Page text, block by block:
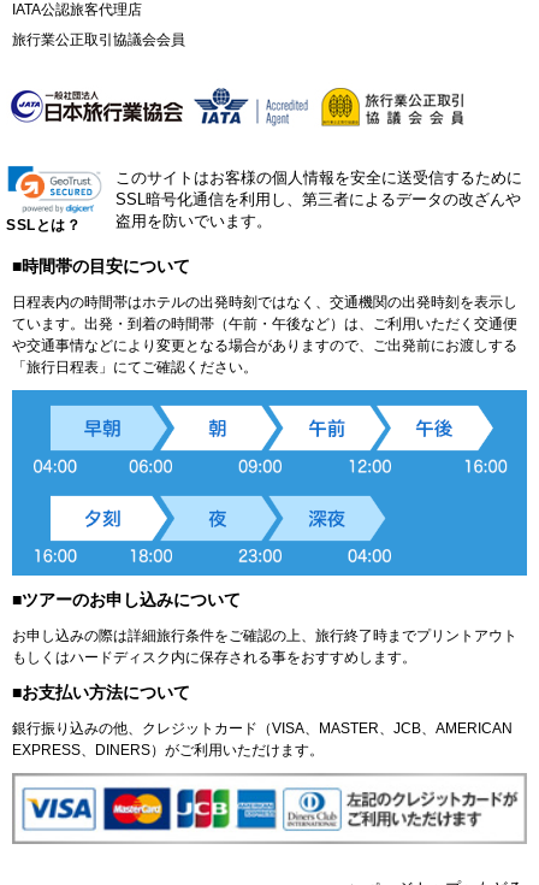
IATA公認旅客代理店
旅行業公正取引協議会会員
SSLとは？
このサイトはお客様の個人情報を安全に送受信するために
SSL暗号化通信を利用し、第三者によるデータの改ざんや
盗用を防いでいます。
■時間帯の目安について
日程表内の時間帯はホテルの出発時刻ではなく、交通機関の出発時刻を表示し
ています。出発・到着の時間帯（午前・午後など）は、ご利用いただく交通便
や交通事情などにより変更となる場合がありますので、ご出発前にお渡しする
「旅行日程表」にてご確認ください。
■ツアーのお申し込みについて
お申し込みの際は詳細旅行条件をご確認の上、旅行終了時までプリントアウト
もしくはハードディスク内に保存される事をおすすめします。
■お支払い方法について
銀行振り込みの他、クレジットカード（VISA、MASTER、JCB、AMERICAN
EXPRESS、DINERS）がご利用いただけます。